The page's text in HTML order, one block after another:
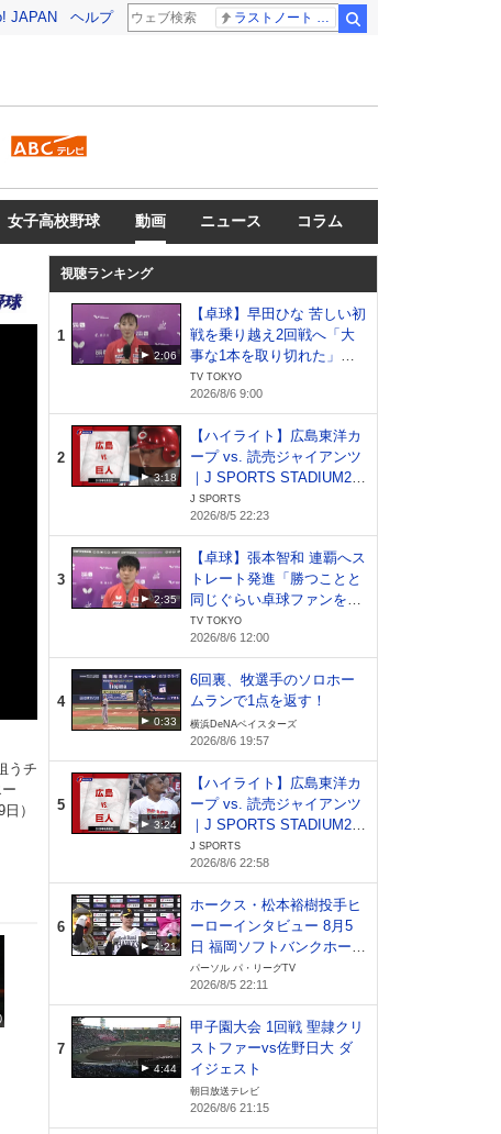
JAPAN ヘルプ
女子高校野球 動画 ニュース コラム
うチ
）
視聴ランキング
1
2:06
【卓球】早田ひな 苦しい初
戦を乗り越え2回戦へ「大
事な1本を取り切れた」日
本開催でファンへ恩返し｜
WTTチャンピオンズ横浜20
26
TV TOKYO
2026/8/6 9:00
2
3:18
【ハイライト】広島東洋カ
ープ vs. 読売ジャイアンツ
｜J SPORTS STADIUM20
26（8月5日）
J SPORTS
2026/8/5 22:23
3
2:35
【卓球】張本智和 連覇へス
トレート発進「勝つことと
同じぐらい卓球ファンを増
やしたい」｜WTTチャンピ
オンズ横浜2026
TV TOKYO
2026/8/6 12:00
4
0:33
6回裏、牧選手のソロホー
ムランで1点を返す！
横浜DeNAベイスターズ
2026/8/6 19:57
5
3:24
【ハイライト】広島東洋カ
ープ vs. 読売ジャイアンツ
｜J SPORTS STADIUM20
26（8月6日）
J SPORTS
2026/8/6 22:58
6
4:21
ホークス・松本裕樹投手ヒ
ーローインタビュー 8月5
日 福岡ソフトバンクホーク
ス 対 北海道日本ハムファ
イターズ
パーソル パ・リーグTV
2026/8/5 22:11
7
4:44
甲子園大会 1回戦 聖隷クリ
ストファーvs佐野日大 ダ
イジェスト
朝日放送テレビ
2026/8/6 21:15